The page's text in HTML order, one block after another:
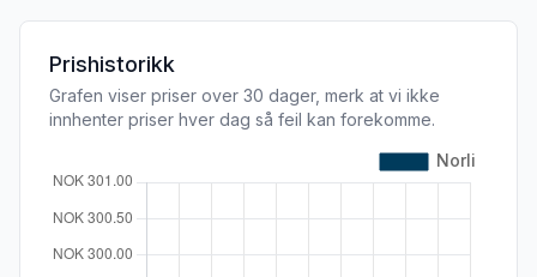
Produktbeskrivelse
Prishistorikk
Grafen viser priser over 30 dager, merk at vi ikke
innhenter priser hver dag så feil kan forekomme.